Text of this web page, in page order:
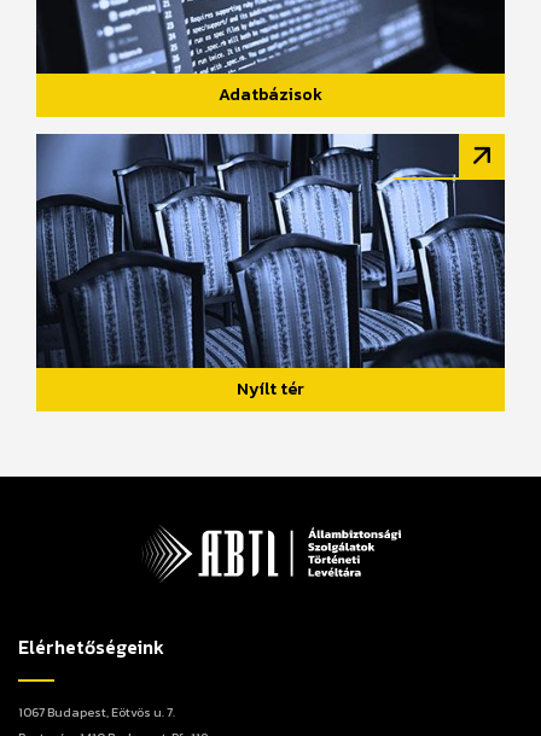
Adatbázisok
Nyílt tér
Elérhetőségeink
1067 Budapest, Eötvös u. 7.